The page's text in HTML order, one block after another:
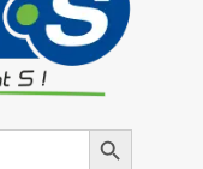
Search Button